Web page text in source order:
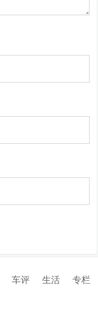
车评 生活 专栏